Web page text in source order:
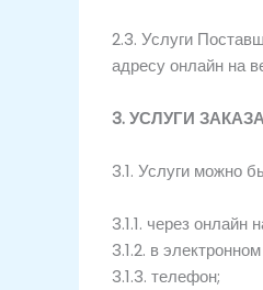
2.3. Услуги
адресуонлайн на
3.УСЛУГИ
3.1. Услуги можно
3.1.1. черезонлайн
3.1.2. в
3.1.3. телефон;